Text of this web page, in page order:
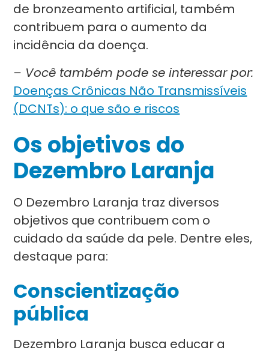
de bronzeamento artificial, também
contribuem para o aumento da
incidência da doença.
– Você também pode se interessar por:
Doenças Crônicas Não Transmissíveis
(DCNTs): o que são e riscos
Os objetivos do
Dezembro Laranja
O Dezembro Laranja traz diversos
objetivos que contribuem com o
cuidado da saúde da pele. Dentre eles,
destaque para:
Conscientização
pública
Dezembro Laranja busca educar a